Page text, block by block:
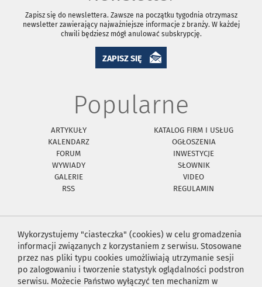
Zapisz się do newslettera. Zawsze na początku tygodnia otrzymasz
newsletter zawierający najważniejsze informacje z branży. W każdej
chwili będziesz mógł anulować subskrypcję.
ZAPISZ SIĘ
Popularne
ARTYKUŁY
KATALOG FIRM I USŁUG
KALENDARZ
OGŁOSZENIA
FORUM
INWESTYCJE
WYWIADY
SŁOWNIK
GALERIE
VIDEO
RSS
REGULAMIN
Wykorzystujemy "ciasteczka" (cookies) w celu gromadzenia
informacji związanych z korzystaniem z serwisu. Stosowane
przez nas pliki typu cookies umożliwiają utrzymanie sesji
po zalogowaniu i tworzenie statystyk oglądalności podstron
serwisu. Możecie Państwo wyłączyć ten mechanizm w